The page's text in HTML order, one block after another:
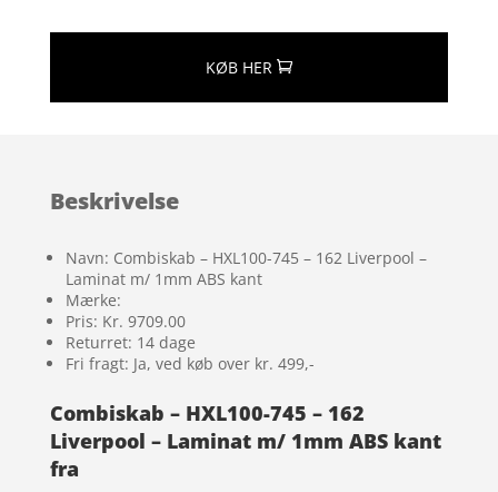
KØB HER
Beskrivelse
Navn: Combiskab – HXL100-745 – 162 Liverpool –
Laminat m/ 1mm ABS kant
Mærke:
Pris: Kr. 9709.00
Returret: 14 dage
Fri fragt: Ja, ved køb over kr. 499,-
Combiskab – HXL100-745 – 162
Liverpool – Laminat m/ 1mm ABS kant
fra